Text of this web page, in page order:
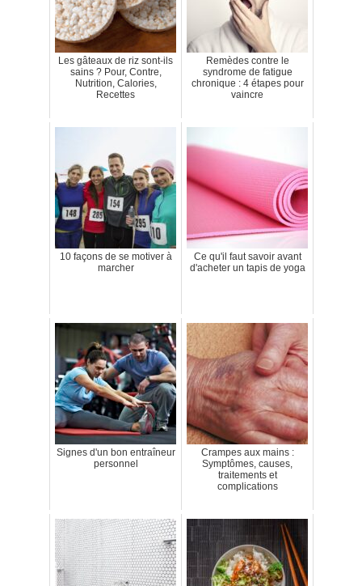
Les gâteaux de riz sont-ils
sains ? Pour, Contre,
Nutrition, Calories,
Recettes
Remèdes contre le
syndrome de fatigue
chronique : 4 étapes pour
vaincre
10 façons de se motiver à
marcher
Ce qu'il faut savoir avant
d'acheter un tapis de yoga
Signes d'un bon entraîneur
personnel
Crampes aux mains :
Symptômes, causes,
traitements et
complications